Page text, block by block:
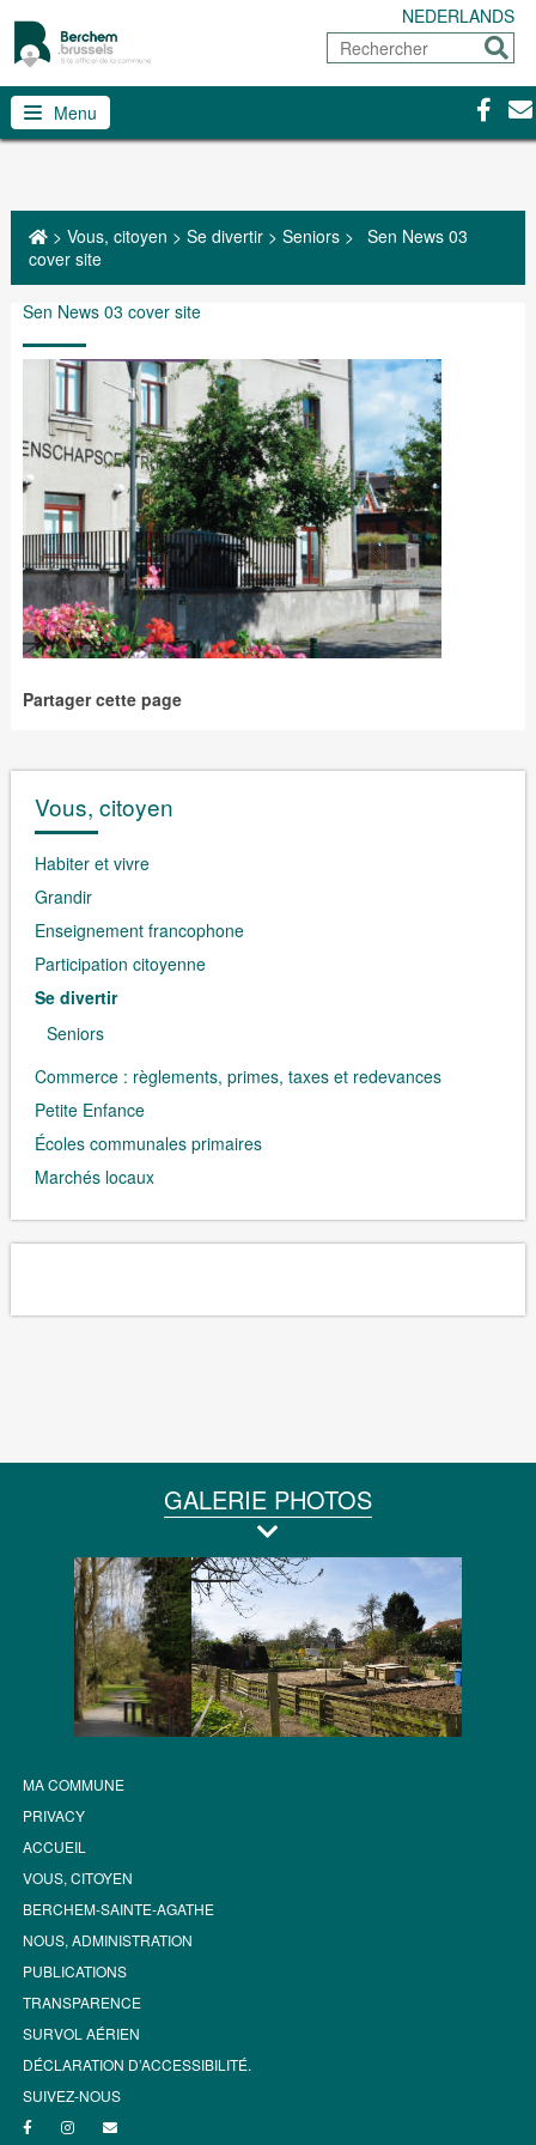
NEDERLANDS
Rechercher
Menu
> Vous, citoyen > Se divertir> Seniors> Sen News 03
cover site
Sen News 03 cover site
Partager cette page
Vous, citoyen
Habiter et vivre
Grandir
Enseignement francophone
Participation citoyenne
Se divertir
Seniors
Commerce : règlements, primes, taxes et redevances
Petite Enfance
Écoles communales primaires
Marchés locaux
GALERIE PHOTOS
MA COMMUNE
PRIVACY
ACCUEIL
VOUS, CITOYEN
BERCHEM-SAINTE-AGATHE
NOUS, ADMINISTRATION
PUBLICATIONS
TRANSPARENCE
SURVOL AÉRIEN
DÉCLARATION D’ACCESSIBILITÉ.
SUIVEZ-NOUS